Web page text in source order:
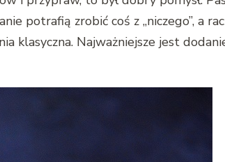
potrafią zrobić coś z „niczego”, a
klasyczna. Najważniejsze jest